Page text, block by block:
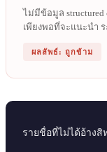
ไม่มีข้อมูล
เพียงพอที่จะแนะนำ
ผลลัพธ์: ถูกข้าม
รายชื่อที่ไม่ได้อ้าง